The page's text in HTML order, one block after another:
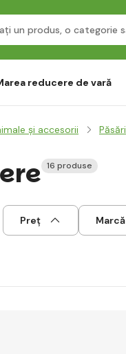
reducere de vară
și accesorii Păsări
16 produse
Preț Marcă